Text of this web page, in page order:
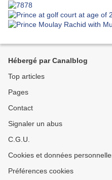
Hébergé par Canalblog
Top articles
Pages
Contact
Signaler un abus
C.G.U.
Cookies et données
Préférences cookies